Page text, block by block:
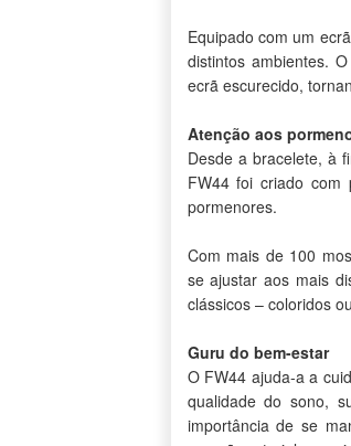
Equipado com um
distintos ambientes.
ecrã escurecido,
Atenção aos
Desde a bracelete, à
FW44 foi criado com
pormenores.
Com mais de 100
se ajustar aos mais
clássicos – coloridos
Guru do bem-estar
O FW44 ajuda-a a
qualidade do sono,
importância de se